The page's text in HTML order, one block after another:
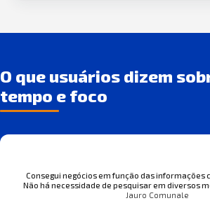
O que usuários dizem
tempo e foco
Consegui negócios em função das informações
Não há necessidade de pesquisar em diversos
Jauro Comunale